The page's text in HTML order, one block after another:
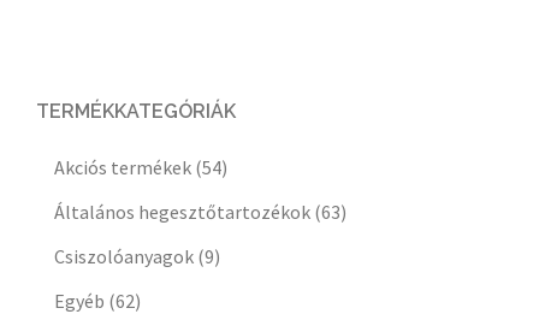
TERMÉKKATEGÓRIÁK
Akciós termékek (54)
Általános hegesztőtartozékok (63)
Csiszolóanyagok (9)
Egyéb (62)